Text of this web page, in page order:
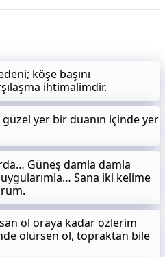
köşe başını
ihtimalimdir.
yer bir duanın içinde yer
Güneş damla damla
Sana iki kelime
ol oraya kadar özlerim
ölürsen öl, topraktan bile